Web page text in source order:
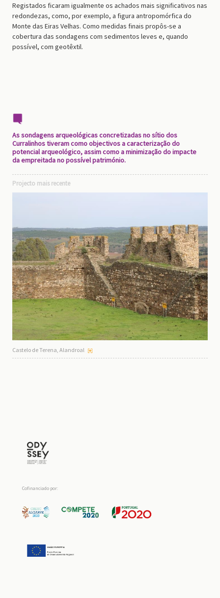
Registados ficaram igualmente os achados mais significativos nas
redondezas, como, por exemplo, a figura antropomórfica do
Monte das Eiras Velhas. Como medidas finais propôs-se a
cobertura das sondagens com sedimentos leves e, quando
possível, com geotêxtil.
As sondagens arqueológicas concretizadas no sítio dos
Curralinhos tiveram como objectivos a caracterização do
potencial arqueológico, assim como a minimização do impacte
da empreitada no possível património.
Projecto mais recente
Castelo de Terena, Alandroal
Cofinanciado por: